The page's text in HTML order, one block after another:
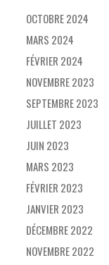
OCTOBRE 2024
MARS 2024
FÉVRIER 2024
NOVEMBRE 2023
SEPTEMBRE 2023
JUILLET 2023
JUIN 2023
MARS 2023
FÉVRIER 2023
JANVIER 2023
DÉCEMBRE 2022
NOVEMBRE 2022